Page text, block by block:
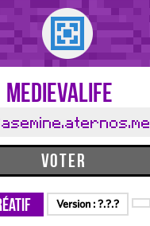
Medievalife
Voter
Version :?.?.?